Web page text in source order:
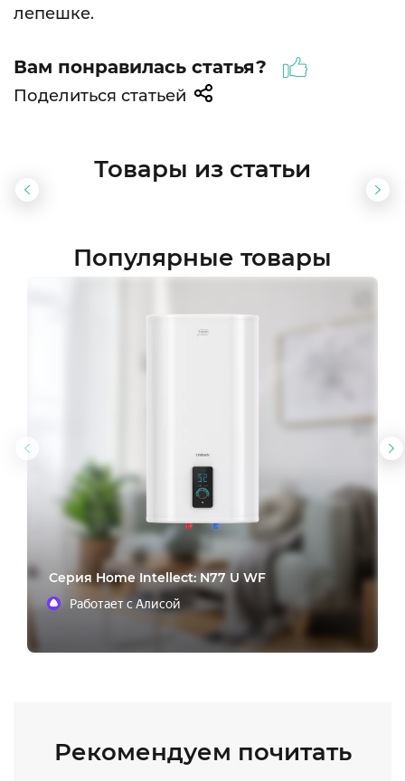
лепешке.
Вам понравилась статья?
Поделиться статьей
Товары из статьи
Предыдущий
Популярные товары
Предыдущий
слайд
Cерия Home Intellect: N77 U WF
Работает с Алисой
Рекомендуем почитать